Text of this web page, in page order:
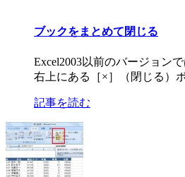
ブックをまとめて閉じる
Excel2003以前のバージョン
右上にある［×］（閉じる）
記事を読む